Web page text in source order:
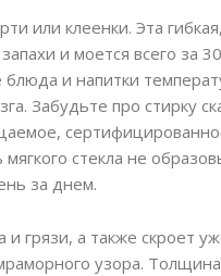
или клеенки. Эта
и моется всего за
и напитки
Забудьте про стирку
стекла не
за днем.
грязи, а также скроет
узора.